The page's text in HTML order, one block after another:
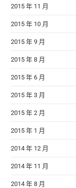
2015 年 11 月
2015 年 10 月
2015 年 9 月
2015 年 8 月
2015 年 6 月
2015 年 3 月
2015 年 2 月
2015 年 1 月
2014 年 12 月
2014 年 11 月
2014 年 8 月